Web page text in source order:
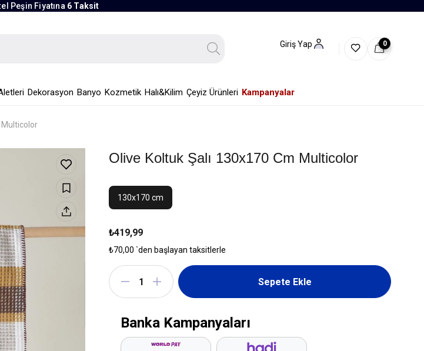
Peşin Fiyatına 6 Taksit
Giriş Yap 0
Dekorasyon Banyo Kozmetik Halı&Kilim Çeyiz Ürünleri Kampanyalar
Multicolor
Olive Koltuk Şalı 130x170 Cm Multicolor
130x170 cm
₺419,99
₺70,00 `den başlayan taksitlerle
Banka Kampanyaları